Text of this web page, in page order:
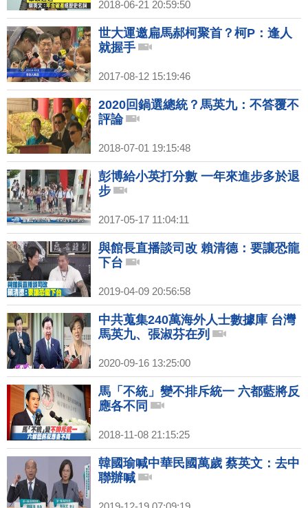
2018-06-21 20:59:50
世大運邀扁馬郝柯聚首？柯P：逢人
就握手
2017-08-12 15:19:46
2020回鍋選總統？馬英九：不答覆不
評論
2018-07-01 19:15:48
彭博給小英打分數 一年來進步多於退
步
2017-05-17 11:04:11
與館長直播談司改 賴清德：要讓恐龍
下台
2019-04-09 20:56:58
中共蒐集240萬海外人士數據庫 台灣
馬英九、張淑芬在列
2020-09-16 13:25:00
馬「不統」變不排斥統一 六都藍將反
應各不同
2018-11-08 21:15:25
韓國瑜喊中華民國萬歲 蔡英文：去中
聯辦喊